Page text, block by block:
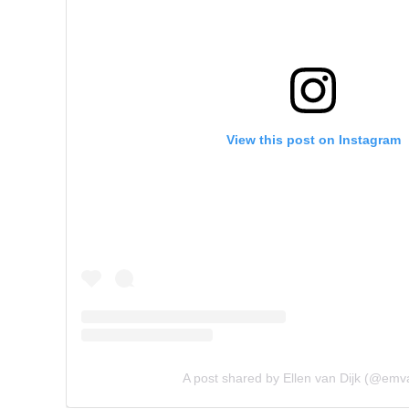
View this post on Instagram
A post shared by Ellen van Dijk